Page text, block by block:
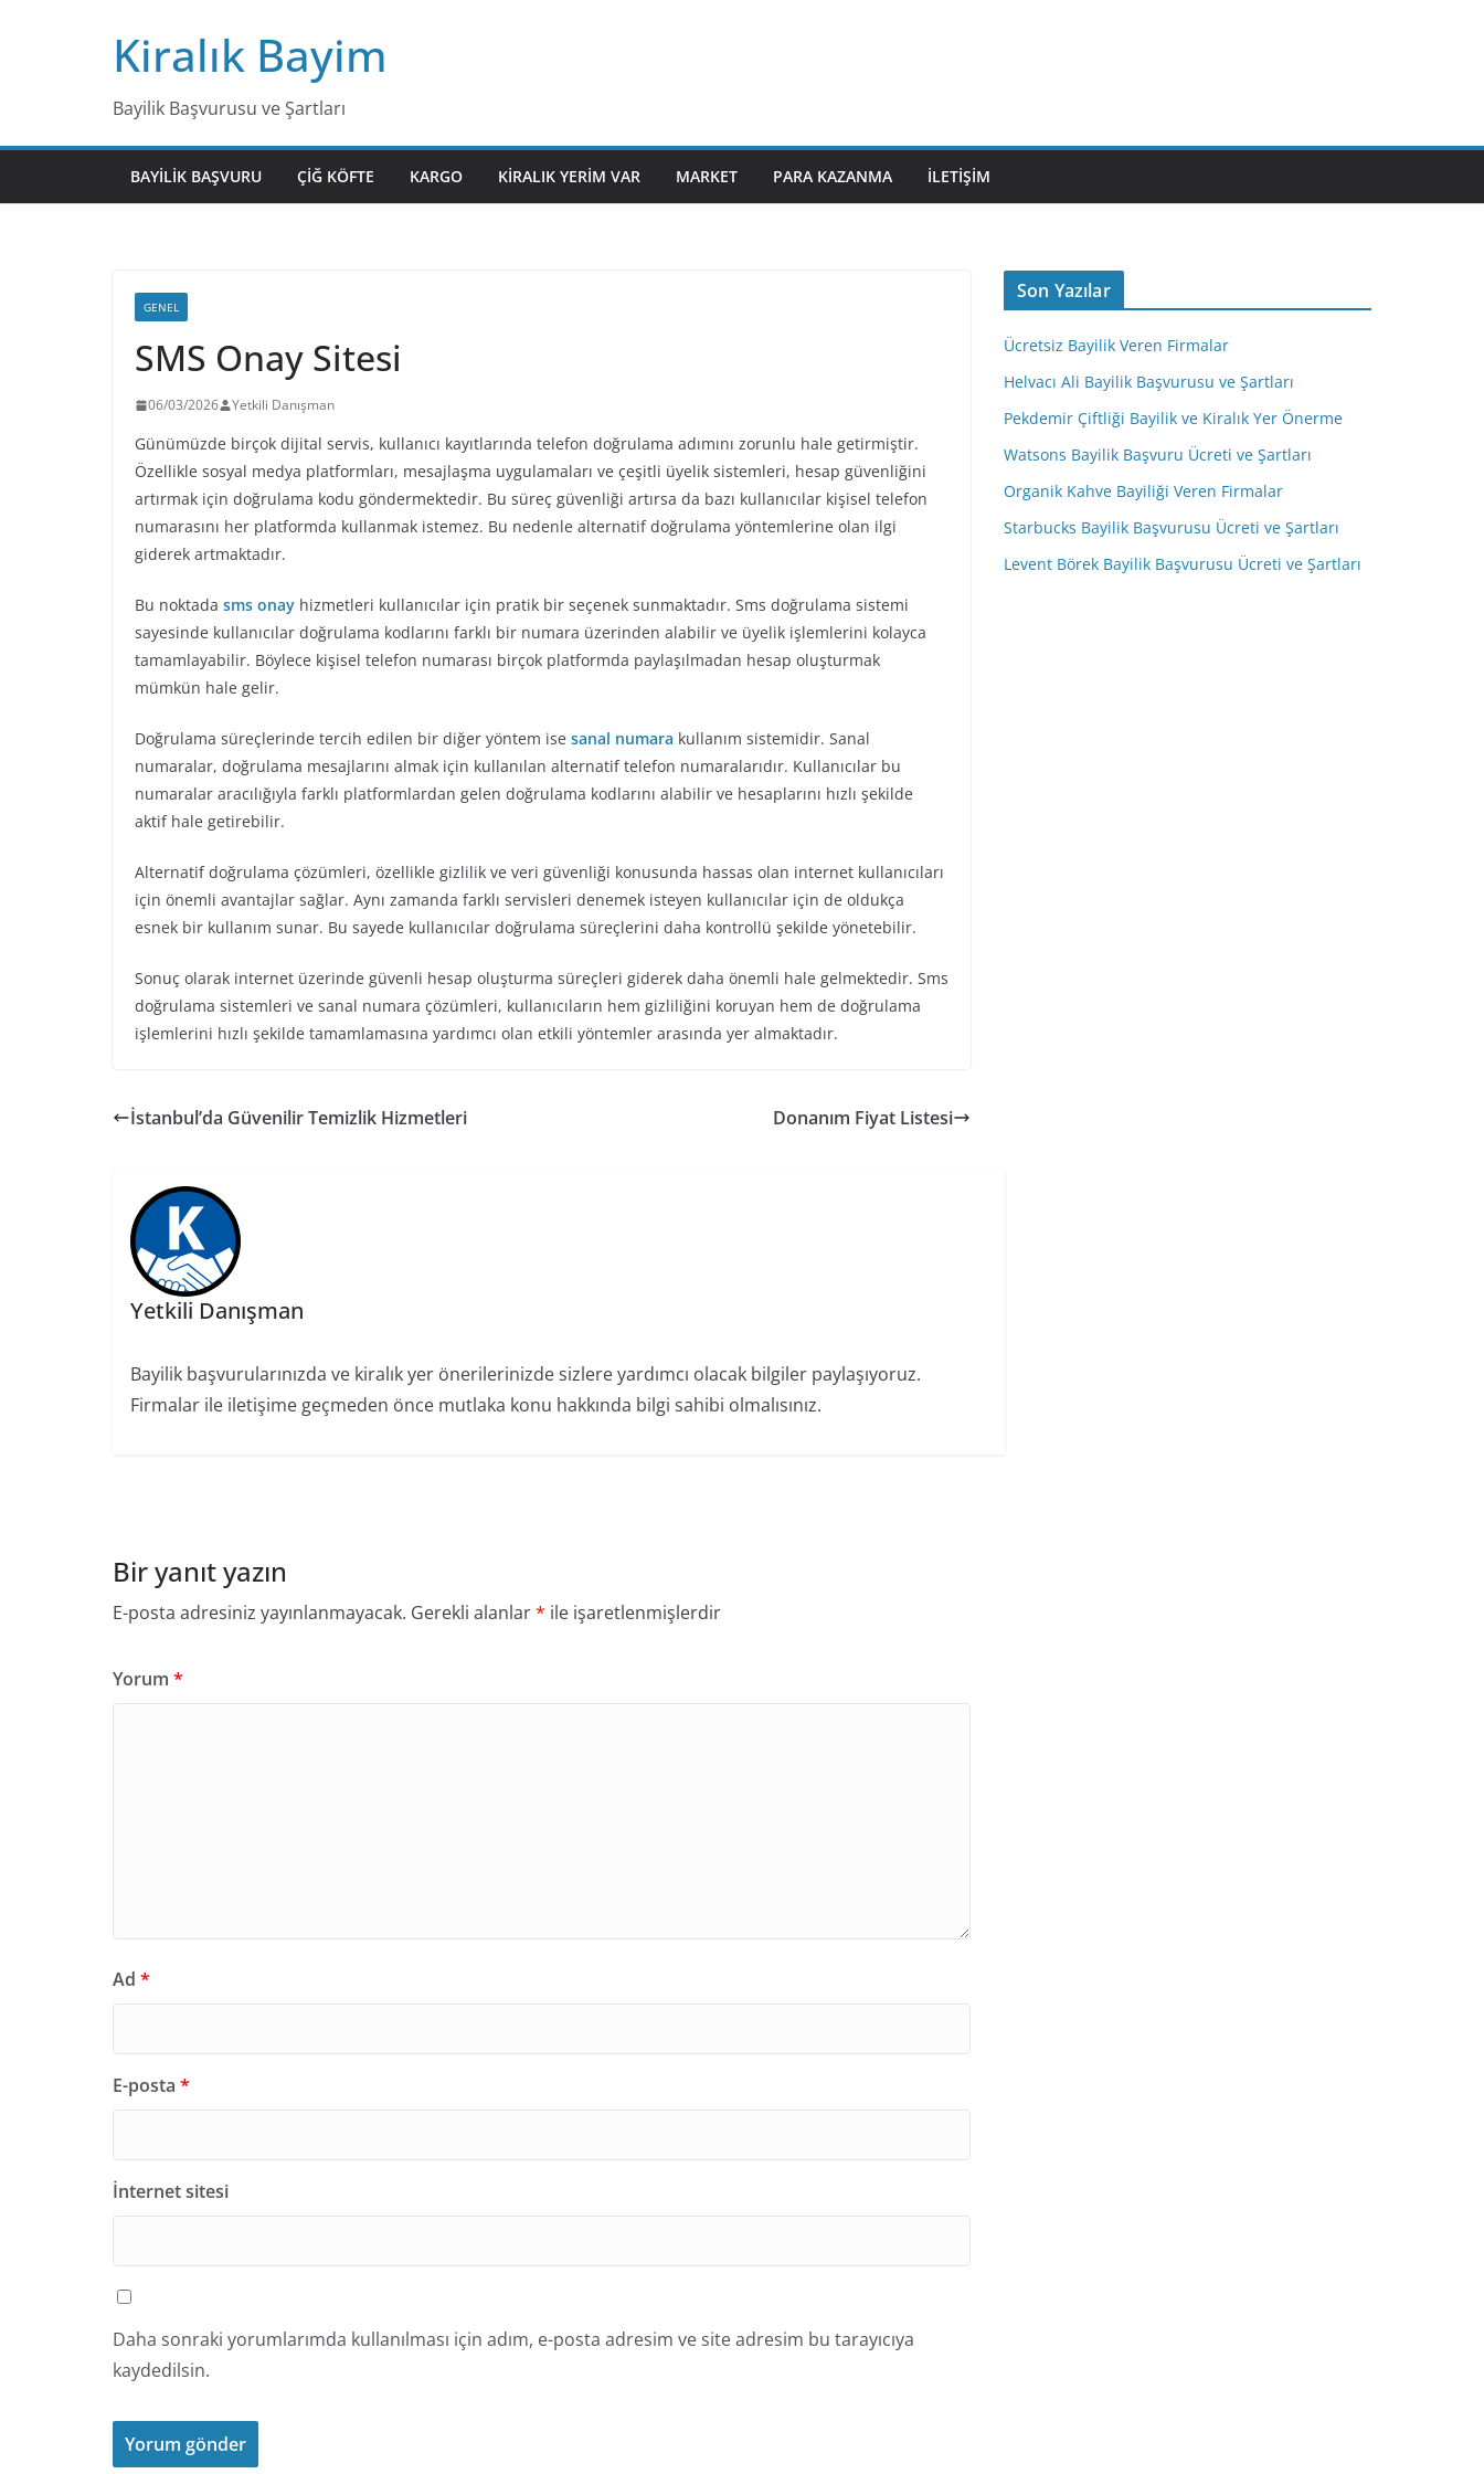
Kiralık Bayim
Bayilik Başvurusu ve Şartları
BAYILIK BAŞVURU ÇIĞ KÖFTE KARGO KIRALIK YERIM VAR MARKET PARA KAZANMA İLETIŞIM
GENEL
SMS Onay Sitesi
06/03/2026 Yetkili Danışman
Günümüzde birçok dijital servis, kullanıcı kayıtlarında telefon doğrulama adımını zorunlu hale getirmiştir.
Özellikle sosyal medya platformları, mesajlaşma uygulamaları ve çeşitli üyelik sistemleri, hesap güvenliğini
artırmak için doğrulama kodu göndermektedir. Bu süreç güvenliği artırsa da bazı kullanıcılar kişisel telefon
numarasını her platformda kullanmak istemez. Bu nedenle alternatif doğrulama yöntemlerine olan ilgi
giderek artmaktadır.
Bu noktada sms onay hizmetleri kullanıcılar için pratik bir seçenek sunmaktadır. Sms doğrulama sistemi
sayesinde kullanıcılar doğrulama kodlarını farklı bir numara üzerinden alabilir ve üyelik işlemlerini kolayca
tamamlayabilir. Böylece kişisel telefon numarası birçok platformda paylaşılmadan hesap oluşturmak
mümkün hale gelir.
Doğrulama süreçlerinde tercih edilen bir diğer yöntem ise sanal numara kullanım sistemidir. Sanal
numaralar, doğrulama mesajlarını almak için kullanılan alternatif telefon numaralarıdır. Kullanıcılar bu
numaralar aracılığıyla farklı platformlardan gelen doğrulama kodlarını alabilir ve hesaplarını hızlı şekilde
aktif hale getirebilir.
Alternatif doğrulama çözümleri, özellikle gizlilik ve veri güvenliği konusunda hassas olan internet kullanıcıları
için önemli avantajlar sağlar. Aynı zamanda farklı servisleri denemek isteyen kullanıcılar için de oldukça
esnek bir kullanım sunar. Bu sayede kullanıcılar doğrulama süreçlerini daha kontrollü şekilde yönetebilir.
Sonuç olarak internet üzerinde güvenli hesap oluşturma süreçleri giderek daha önemli hale gelmektedir. Sms
doğrulama sistemleri ve sanal numara çözümleri, kullanıcıların hem gizliliğini koruyan hem de doğrulama
işlemlerini hızlı şekilde tamamlamasına yardımcı olan etkili yöntemler arasında yer almaktadır.
İstanbul’da Güvenilir Temizlik Hizmetleri Donanım Fiyat Listesi
Yetkili Danışman
Bayilik başvurularınızda ve kiralık yer önerilerinizde sizlere yardımcı olacak bilgiler paylaşıyoruz.
Firmalar ile iletişime geçmeden önce mutlaka konu hakkında bilgi sahibi olmalısınız.
Bir yanıt yazın
E-posta adresiniz yayınlanmayacak. Gerekli alanlar* ile işaretlenmişlerdir
Yorum *
Ad *
E-posta *
İnternet sitesi
Daha sonraki yorumlarımda kullanılması için adım, e-posta adresim ve site adresim bu tarayıcıya
kaydedilsin.
Son Yazılar
Ücretsiz Bayilik Veren Firmalar
Helvacı Ali Bayilik Başvurusu ve Şartları
Pekdemir Çiftliği Bayilik ve Kiralık Yer Önerme
Watsons Bayilik Başvuru Ücreti ve Şartları
Organik Kahve Bayiliği Veren Firmalar
Starbucks Bayilik Başvurusu Ücreti ve Şartları
Levent Börek Bayilik Başvurusu Ücreti ve Şartları